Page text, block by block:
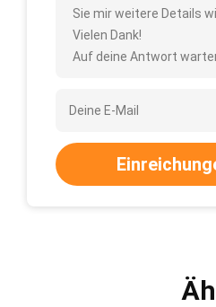
Sie mir weitere Details
Vielen Dank!
Auf deine Antwort